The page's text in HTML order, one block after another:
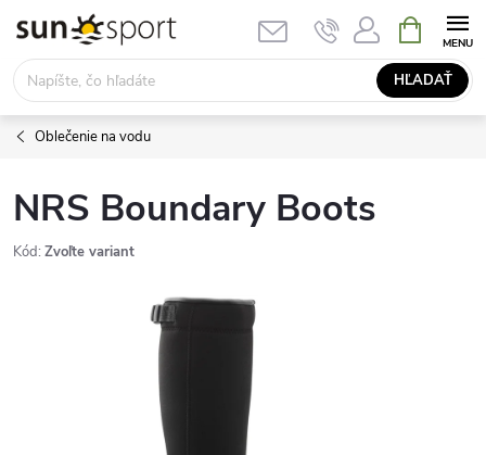
obsah
HĽADAŤ
KOŠÍK
Oblečenie na vodu
NRS Boundary Boots
Kód: Zvoľte variant